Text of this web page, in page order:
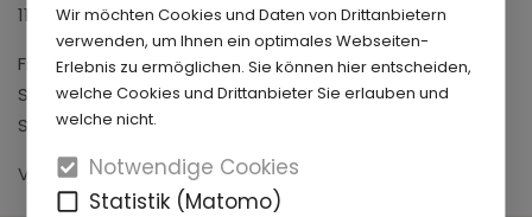
Wir möchten Cookies und Daten von Drittanbietern
verwenden, um Ihnen ein optimales Webseiten-
Erlebnis zu ermöglichen. Sie können hier entscheiden,
welche Cookies und Drittanbieter Sie erlauben und
welche nicht.
Notwendige Cookies
Statistik (Matomo)
11. - 13. September
Freitag, 17 - 22 Uhr
Samstag, 12 - 22 Uhr
Sonntag, 12 - 19 Uhr
Veranstalter: Eventwerk Lippstadt